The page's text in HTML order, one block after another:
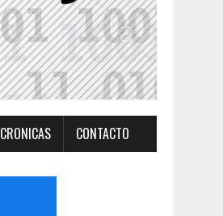
CRONICAS CONTACTO